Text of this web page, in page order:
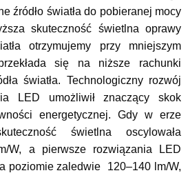
źródło światła do pobieranej mocy
skuteczność świetlna oprawy
otrzymujemy przy mniejszym
się na niższe rachunki
światła. Technologiczny rozwój
LED umożliwił znaczący skok
energetycznej. Gdy w erze
świetlna oscylowała
W, a pierwsze rozwiązania LED
poziomie zaledwie 120–140 lm/W,